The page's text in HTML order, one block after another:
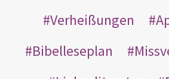
Verheißungen
Bibelleseplan